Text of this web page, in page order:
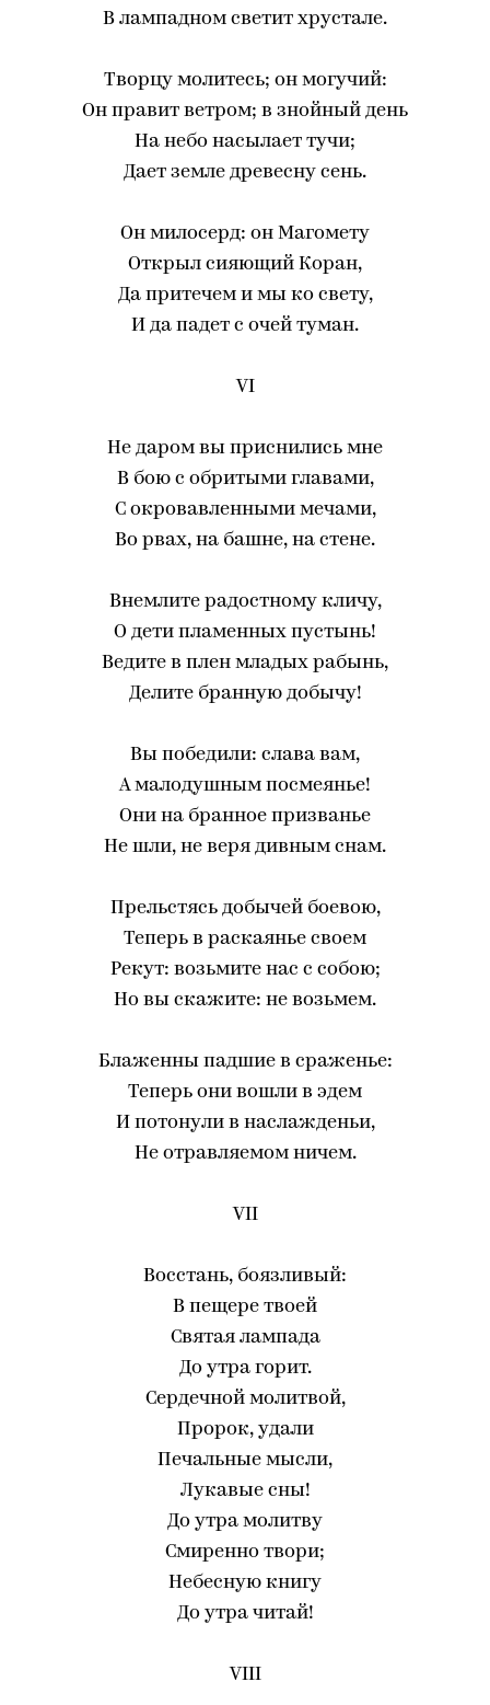
В лампадном светит хрустале.
Творцу молитесь; он могучий:
Он правит ветром; в знойный день
На небо насылает тучи;
Дает земле древесну сень.
Он милосерд: он Магомету
Открыл сияющий Коран,
Да притечем и мы ко свету,
И да падет с очей туман.
VI
Не даром вы приснились мне
В бою с обритыми главами,
С окровавленными мечами,
Во рвах, на башне, на стене.
Внемлите радостному кличу,
О дети пламенных пустынь!
Ведите в плен младых рабынь,
Делите бранную добычу!
Вы победили: слава вам,
А малодушным посмеянье!
Они на бранное призванье
Не шли, не веря дивным снам.
Прельстясь добычей боевою,
Теперь в раскаянье своем
Рекут: возьмите нас с собою;
Но вы скажите: не возьмем.
Блаженны падшие в сраженье:
Теперь они вошли в эдем
И потонули в наслажденьи,
Не отравляемом ничем.
VII
Восстань, боязливый:
В пещере твоей
Святая лампада
До утра горит.
Сердечной молитвой,
Пророк, удали
Печальные мысли,
Лукавые сны!
До утра молитву
Смиренно твори;
Небесную книгу
До утра читай!
VIII